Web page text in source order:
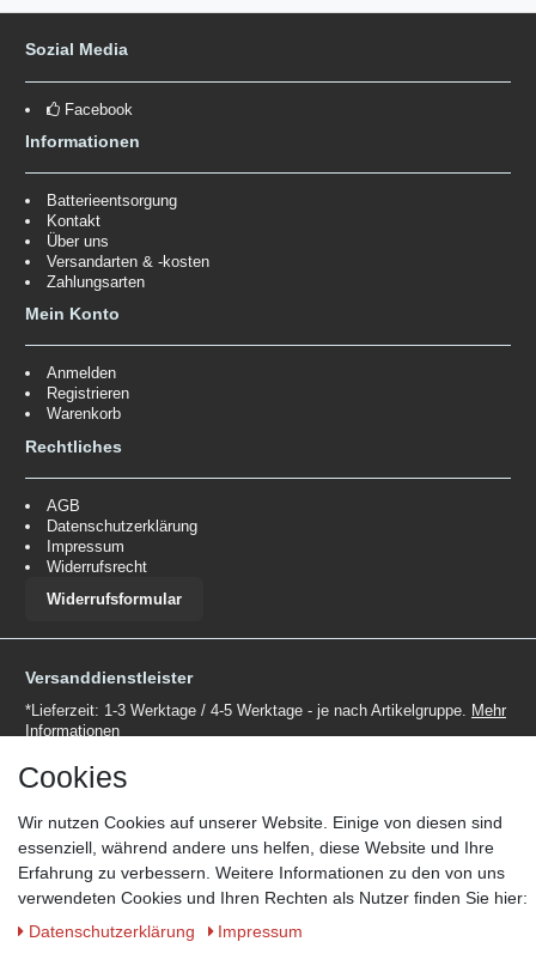
Sozial Media
Facebook
Informationen
Batterieentsorgung
Kontakt
Über uns
Versandarten & -kosten
Zahlungsarten
Mein Konto
Anmelden
Registrieren
Warenkorb
Rechtliches
AGB
Datenschutzerklärung
Impressum
Widerrufsrecht
Widerrufsformular
Versanddienstleister
*Lieferzeit: 1-3 Werktage / 4-5 Werktage - je nach Artikelgruppe. Mehr
Informationen
Zahlungsmöglichkeiten
Zahlungsarten auszuschließen.Mehr Informationen
Cookies
Wir nutzen Cookies auf unserer Website. Einige von diesen sind
essenziell, während andere uns helfen, diese Website und Ihre
Erfahrung zu verbessern. Weitere Informationen zu den von uns
verwendeten Cookies und Ihren Rechten als Nutzer finden Sie hier:
Daten­schutz­erklärung
Impressum